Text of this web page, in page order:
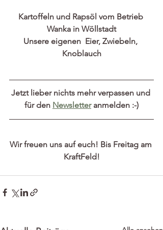
Kartoffeln und Rapsöl vom Betrieb
Wanka in Wöllstadt
Unsere eigenen  Eier, Zwiebeln,
Knoblauch
Jetzt lieber nichts mehr verpassen und
für den Newsletter anmelden :-)
Wir freuen uns auf euch! Bis Freitag am
KraftFeld!